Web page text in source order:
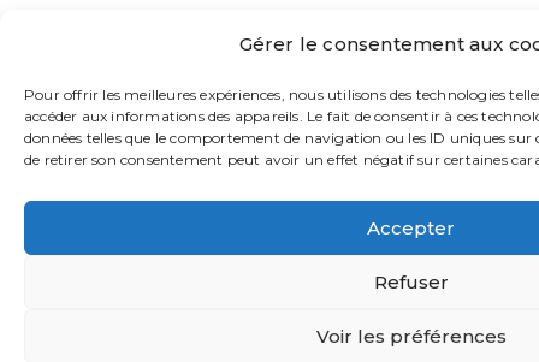
Gérer le consentement aux
Pour offrir les meilleures expériences, nous utilisons des technologies
accéder aux informations des appareils. Le fait de consentir à ces
données telles que le comportement de navigation ou les ID uniques sur
de retirer son consentement peut avoir un effet négatif sur certaines
Accepter
Refuser
Voir les préférences